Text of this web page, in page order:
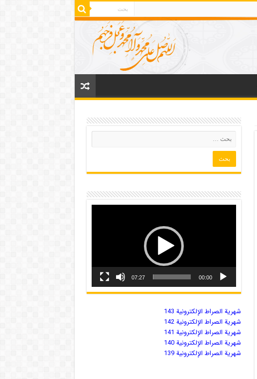
00:00
07:27
شهریة الصراط الإلكترونية 143
شهریة الصراط الإلكترونية 142
شهریة الصراط الإلكترونية 141
شهریة الصراط الإلكترونية 140
شهریة الصراط الإلكترونية 139